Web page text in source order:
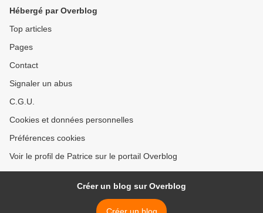
Hébergé par Overblog
Top articles
Pages
Contact
Signaler un abus
C.G.U.
Cookies et données personnelles
Préférences cookies
Voir le profil de Patrice sur le portail Overblog
Créer un blog sur Overblog